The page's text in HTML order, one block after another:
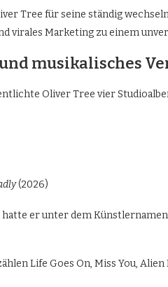
Tree für seine ständig
virales Marketing zu einem
musikalisches
Oliver Tree vier
(2026)
er unter dem
Life Goes On, Miss You, Alien